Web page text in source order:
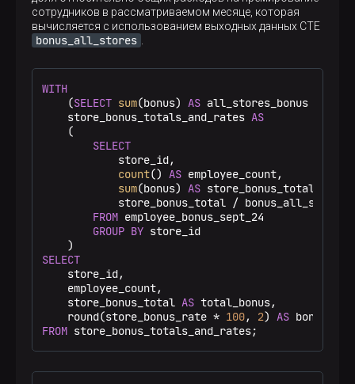
сотрудников в рассматриваемом месяце, которая
вычисляется с использованием выходных данных CTE
bonus_all_stores
WITH
    (
SELECT sum(bonus) AS all_stores_bonus
    store_bonus_totals_and_rates
AS
    (
SELECT
            store_id,
count() AS employee_count,
sum(bonus) AS store_bonus_total,
            store_bonus_total
/ bonus_all_stores
FROM employee_bonus_sept_24
GROUP BY store_id
SELECT
    store_id,
    employee_count,
    store_bonus_total
AS total_bonus,
    round(store_bonus_rate
* 100, 2) AS
FROM store_bonus_totals_and_rates;